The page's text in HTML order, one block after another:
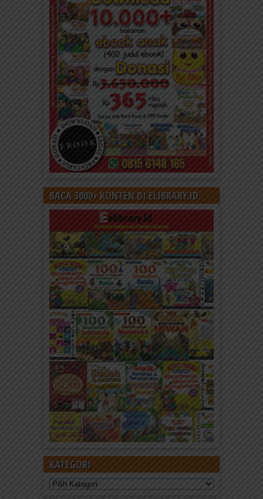
BACA 3000+ KONTEN DI ELIBRARY.ID
KATEGORI
Kategori